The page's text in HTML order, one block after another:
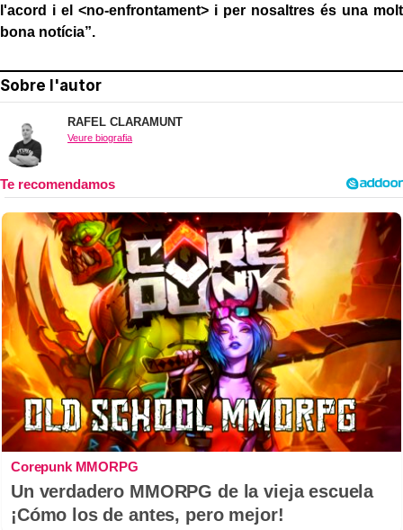
l'acord i el <no-enfrontament> i per nosaltres és una molt
bona notícia”.
Sobre l'autor
RAFEL CLARAMUNT
Veure biografia
Corepunk MMORPG
Un verdadero MMORPG de la vieja escuela
¡Cómo los de antes, pero mejor!